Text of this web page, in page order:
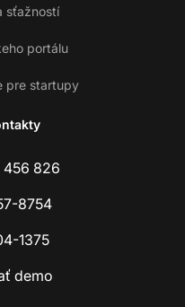
sťažností
portálu
pre startupy
456 826
8754
1375
demo